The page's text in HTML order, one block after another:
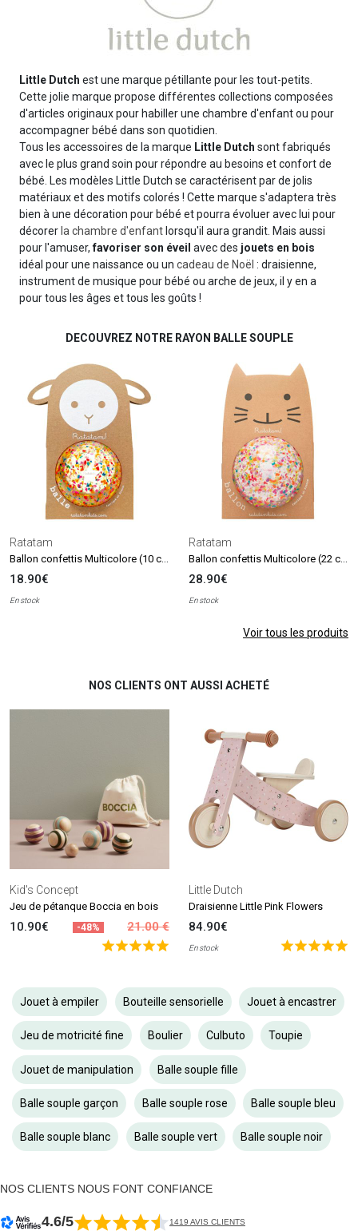
Little Dutch est une marque pétillante pour les tout-petits.
Cette jolie marque propose différentes collections composées
d'articles originaux pour habiller une chambre d'enfant ou pour
accompagner bébé dans son quotidien.
Tous les accessoires de la marque Little Dutch sont fabriqués
avec le plus grand soin pour répondre au besoins et confort de
bébé. Les modèles Little Dutch se caractérisent par de jolis
matériaux et des motifs colorés ! Cette marque s'adaptera très
bien à une décoration pour bébé et pourra évoluer avec lui pour
décorerla chambre d'enfantlorsqu'il aura grandit. Mais aussi
pour l'amuser,favoriser son éveil avec des jouets en bois
idéal pour une naissance ou un cadeau de Noël : draisienne,
instrument de musique pour bébé ou arche de jeux, il y en a
pour tous les âges et tous les goûts !
DECOUVREZ NOTRE RAYON BALLE SOUPLE
Ratatam
18.90€
En stock
Ratatam
28.90€
En stock
Voir tous les produits
NOS CLIENTS ONT AUSSI ACHETÉ
Kid's Concept
Jeu de pétanque Boccia en bois
10.90€ -48% 21.00 €
Little Dutch
Draisienne Little Pink Flowers
84.90€
En stock
Jouet à empiler Bouteille sensorielle Jouet à encastrer
Jeu de motricité fine Boulier Culbuto Toupie
Jouet de manipulation Balle souple fille
Balle souple garçon Balle souple rose Balle souple bleu
Balle souple blanc Balle souple vert Balle souple noir
NOS CLIENTS NOUS FONT CONFIANCE
4.6/5 1419 AVIS CLIENTS